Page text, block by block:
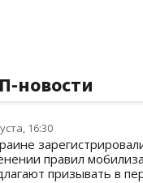
новости
16:30
правил
призывать в